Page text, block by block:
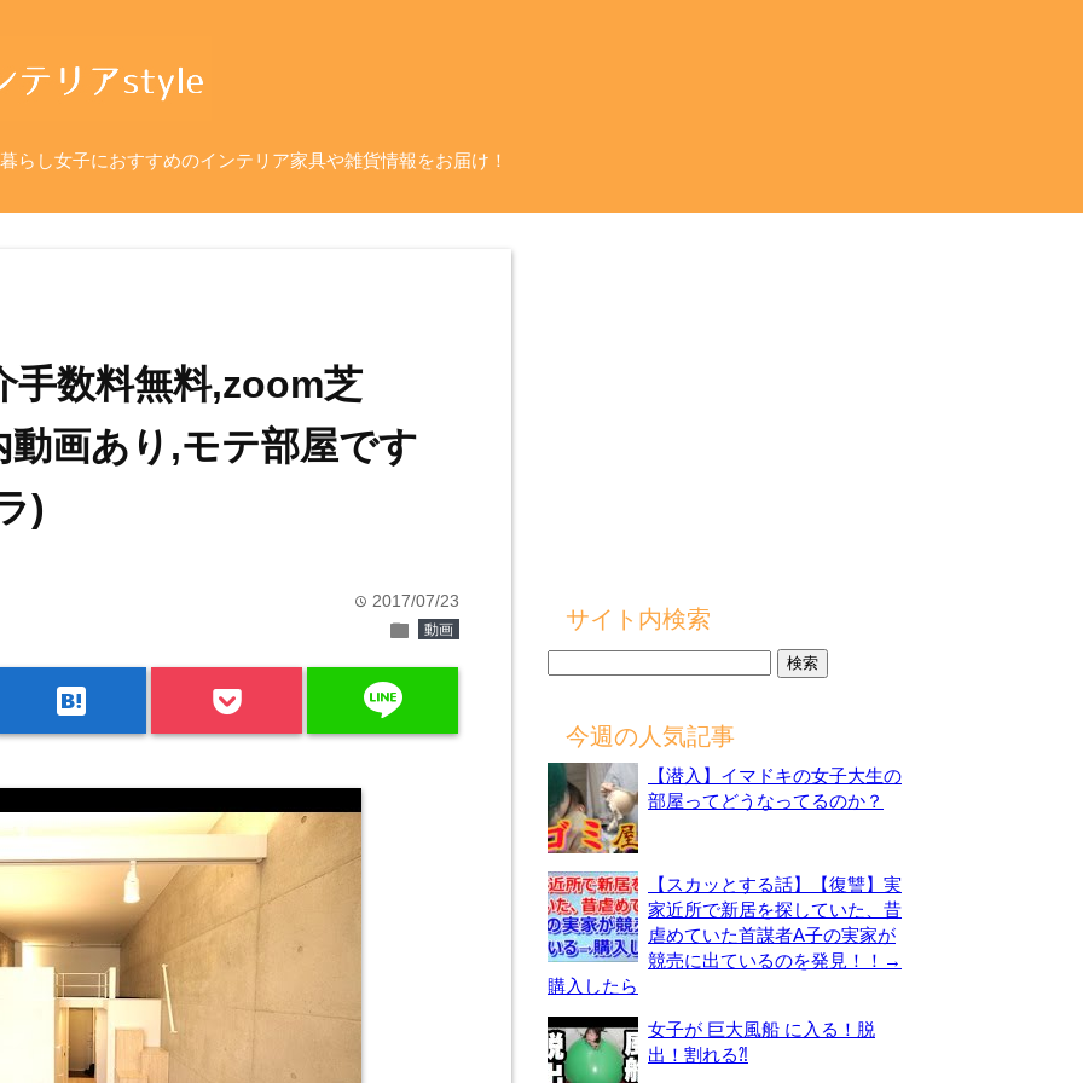
らし女子におすすめのインテリア家具や雑貨情報をお届け！
手数料無料,zoom芝
画あり,モテ部屋です
)
time 2017/07/23
folder 動画
hatenabookmark line
サイト内検索
今週の人気記事
【潜入】イマドキの女子大生の
部屋ってどうなってるのか？
【スカッとする話】【復讐】実
家近所で新居を探していた、昔
虐めていた首謀者A子の実家が
競売に出ているのを発見！！→
購入したら
女子が 巨大風船 に入る！脱
出！割れる⁈